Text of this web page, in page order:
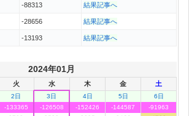
-88313 結果記事へ
-28656 結果記事へ
-13193 結果記事へ
2024年01月
火 水 木 金 土
2日
-133365
3日
-126508
4日
-152426
5日
-144587
6日
-91963